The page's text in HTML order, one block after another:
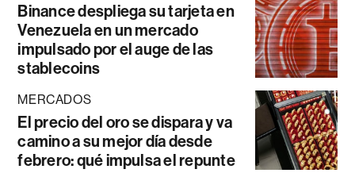
Binance despliega su tarjeta en
Venezuela en un mercado
impulsado por el auge de las
stablecoins
MERCADOS
El precio del oro se dispara y va
camino a su mejor día desde
febrero: qué impulsa el repunte